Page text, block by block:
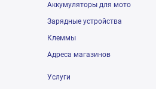
Аккумуляторы для мото
Зарядные устройства
Клеммы
Адреса магазинов
Услуги